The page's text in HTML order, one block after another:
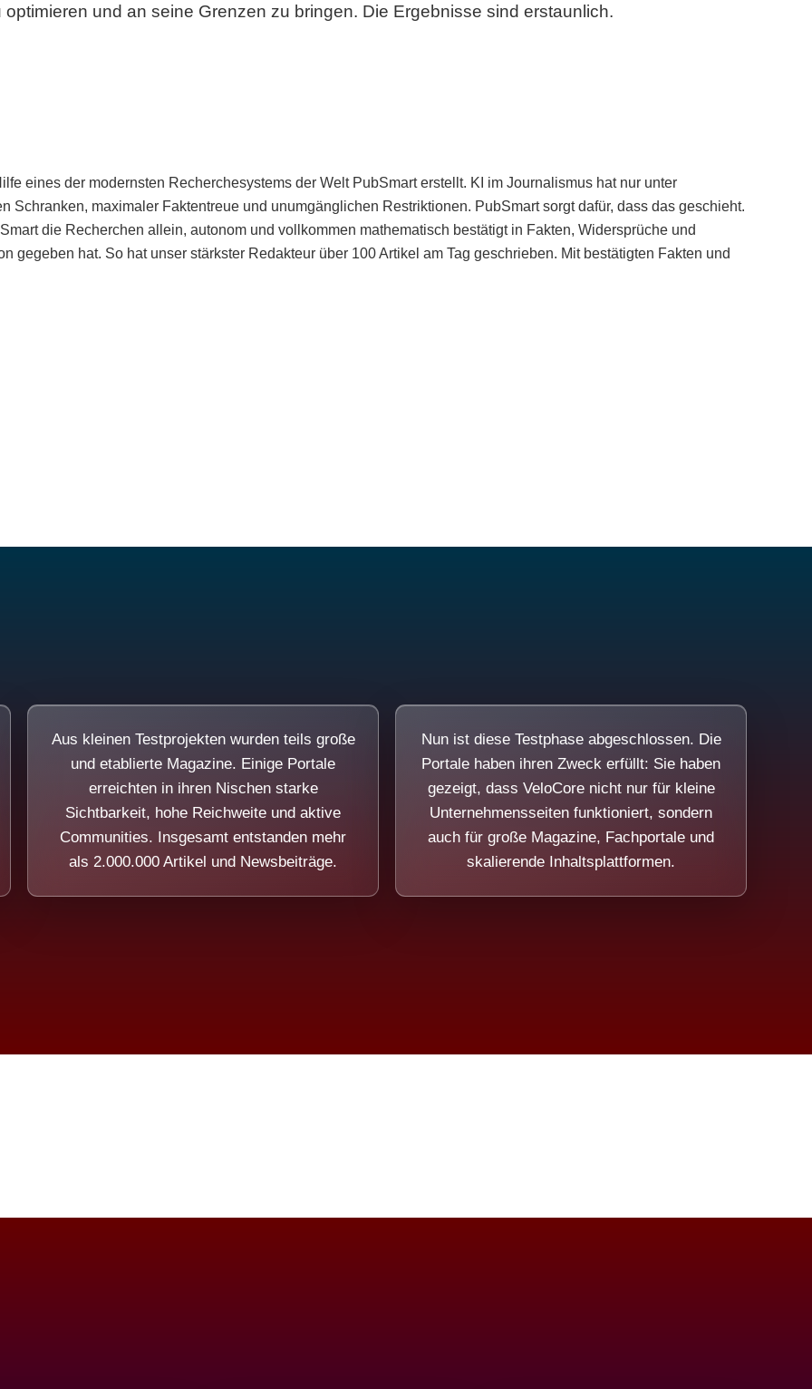
und an seine Grenzen zu bringen. Die Ergebnisse sind erstaunlich.
eines der modernsten Recherchesystems der Welt PubSmart erstellt. KI im Journalismus hat nur unter
Schranken, maximaler Faktentreue und unumgänglichen Restriktionen. PubSmart sorgt dafür, dass das geschieht.
die Recherchen allein, autonom und vollkommen mathematisch bestätigt in Fakten, Widersprüche und
gegeben hat. So hat unser stärkster Redakteur über 100 Artikel am Tag geschrieben. Mit bestätigten Fakten und
Aus kleinen Testprojekten wurden teils große
und etablierte Magazine. Einige Portale
erreichten in ihren Nischen starke
Sichtbarkeit, hohe Reichweite und aktive
Communities. Insgesamt entstanden mehr
als 2.000.000 Artikel und Newsbeiträge.
Nun ist diese Testphase abgeschlossen. Die
Portale haben ihren Zweck erfüllt: Sie haben
gezeigt, dass VeloCore nicht nur für kleine
Unternehmensseiten funktioniert, sondern
auch für große Magazine, Fachportale und
skalierende Inhaltsplattformen.